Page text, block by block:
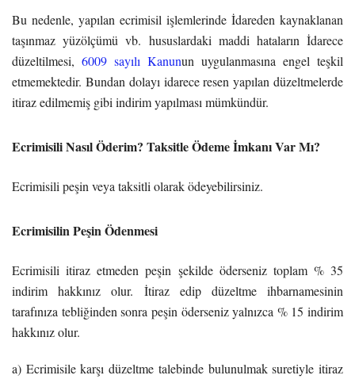
Bu nedenle, yapılan ecrimisil işlemlerinde İdareden kaynaklanan
taşınmaz yüzölçümü vb. hususlardaki maddi hataların İdarece
düzeltilmesi, 6009 sayılı Kanunun uygulanmasına engel teşkil
etmemektedir. Bundan dolayı idarece resen yapılan düzeltmelerde
itiraz edilmemiş gibi indirim yapılması mümkündür.
Ecrimisili Nasıl Öderim? Taksitle Ödeme İmkanı Var Mı?
Ecrimisili peşin veya taksitli olarak ödeyebilirsiniz.
Ecrimisilin Peşin Ödenmesi
Ecrimisili itiraz etmeden peşin şekilde öderseniz toplam % 35
indirim hakkınız olur. İtiraz edip düzeltme ihbarnamesinin
tarafınıza tebliğinden sonra peşin öderseniz yalnızca % 15 indirim
hakkınız olur.
a) Ecrimisile karşı düzeltme talebinde bulunulmak suretiyle itiraz